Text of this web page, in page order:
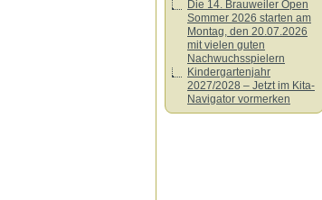
Die 14. Brauweiler Open
Sommer 2026 starten am
Montag, den 20.07.2026
mit vielen guten
Nachwuchsspielern
Kindergartenjahr
2027/2028 – Jetzt im Kita-
Navigator vormerken